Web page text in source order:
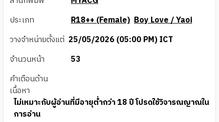
ประเภท
R18++ (Female) Boy Love / Yaoi
วางจำหน่ายตั้งแต่ 25/05/2026 (05:00 PM) ICT
จำนวนหน้า
53
คำเตือนด้าน
เนื้อหา
ไม่เหมาะกับผู้อ่านที่มีอายุต่ำกว่า 18 ปี โปรดใช้วิจารณญาณใน
การอ่าน